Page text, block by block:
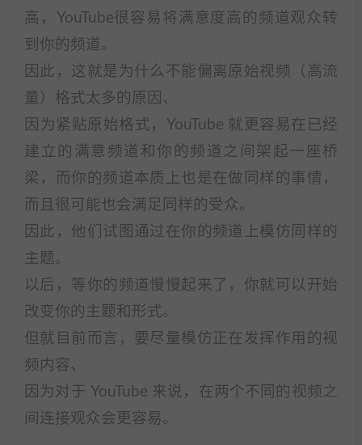
高，YouTube很容易将满意度高的频道观众转
到你的频道。
因此，这就是为什么不能偏离原始视频（高流
量）格式太多的原因、
因为紧贴原始格式，YouTube 就更容易在已经
建立的满意频道和你的频道之间架起一座桥
梁，而你的频道本质上也是在做同样的事情，
而且很可能也会满足同样的受众。
因此，他们试图通过在你的频道上模仿同样的
主题。
以后，等你的频道慢慢起来了，你就可以开始
改变你的主题和形式。
但就目前而言，要尽量模仿正在发挥作用的视
频内容、
因为对于 YouTube 来说，在两个不同的视频之
间连接观众会更容易。